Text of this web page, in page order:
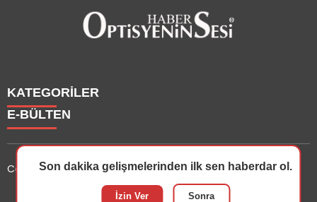
KATEGORİLER
Haberler
Yazarlarımız
Etkinlik
E-BÜLTEN
optisyeninsesi.come-bültenine abone olarak, tarafınıza
Copyright © 2025 OptisyeninSesi Tüm Hakları Saklıdır.
Son dakika gelişmelerinden ilk sen haberdar ol.
İzin Ver Sonra